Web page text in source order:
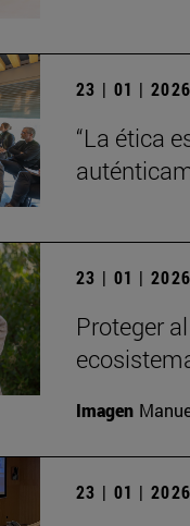
23 | 01 | 2026
“La ética
23 | 01 | 2026
Proteger
Imagen
23 | 01 | 2026